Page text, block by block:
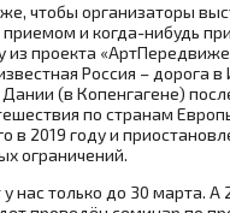
чтобы организаторы
и когда-нибудь
из проекта
Россия – дорога
(в Копенгагене)
по странам
в 2019 году и
ограничений.
нас только до 30 марта. А